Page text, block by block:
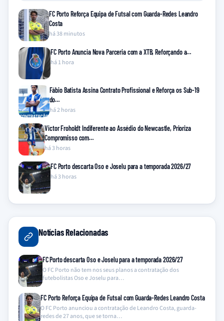
FC Porto Reforça Equipa de Futsal com Guarda-Redes Leandro
Costa
há 38 minutos
FC Porto Anuncia Nova Parceria com a XTB, Reforçando a…
há 1 hora
Fábio Batista Assina Contrato Profissional e Reforça os Sub-19
do…
há 2 horas
Victor Froholdt Indiferente ao Assédio do Newcastle, Prioriza
Compromisso com…
há 3 horas
FC Porto descarta Oso e Joselu para a temporada 2026/27
há 3 horas
Notícias Relacionadas
FC Porto descarta Oso e Joselu para a temporada 2026/27
O FC Porto não tem nos seus planos a contratação dos
futebolistas Oso e Joselu para…
FC Porto Reforça Equipa de Futsal com Guarda-Redes Leandro Costa
O FC Porto anunciou a contratação de Leandro Costa, guarda-
redes de 27 anos, que se torna…